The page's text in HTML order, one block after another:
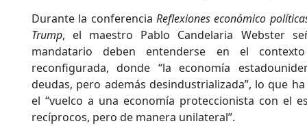
Durante la conferencia Reflexiones económico
Trump, el maestro Pablo Candelaria Webster
mandatario deben entenderse en el
reconfigurada, donde “la economía
deudas, pero además desindustrializada”, lo que
el “vuelco a una economía proteccionista con el
recíprocos, pero de manera unilateral”.